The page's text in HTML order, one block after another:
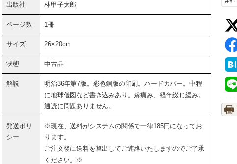
出版社 林甲子太郎
ページ数 1冊
サイズ 26×20cm
状態 中古品
解説
明治36年第7版。彩色銅版の印刷。ハードカバー。中程
に地球儀図など書き込みあり。縁痛み、経年綴じ緩み。
通読に問題ありません。
発送ポリ
シー
※現在、送料がシステムの関係で一律185円になってお
ります。
ご注文後に送料を算出してご連絡いたしますのでご了承
ください。※